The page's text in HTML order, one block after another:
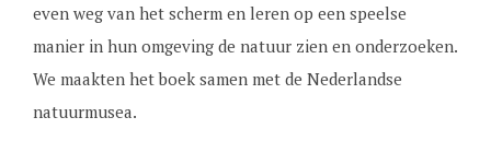
even weg van het scherm en leren op een speelse
manier in hun omgeving de natuur zien en onderzoeken.
We maakten het boek samen met de Nederlandse
natuurmusea.